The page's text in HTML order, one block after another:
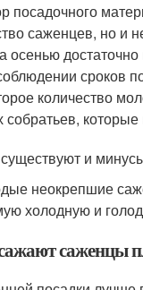
посадочного
саженцев, но и
осенью
сроков
количество
собратьев,
и
неокрепшие
холодную и
саженцы